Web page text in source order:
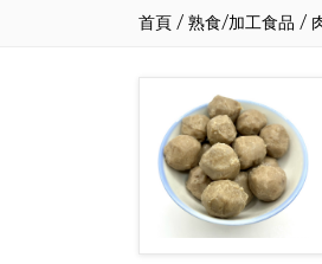
首頁 / 熟食/加工食品 /